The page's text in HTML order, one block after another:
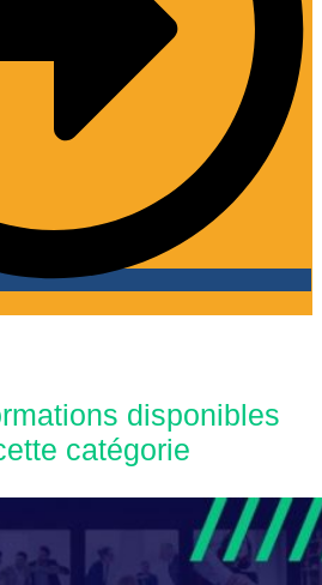
disponibles
catégorie